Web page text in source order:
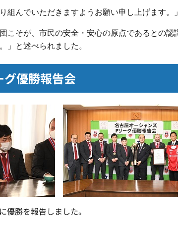
んでいただきますようお願い申し上げます。
そが、市民の安全・安心の原点であるとの認
」と述べられました。
グ優勝報告会
勝を報告しました。